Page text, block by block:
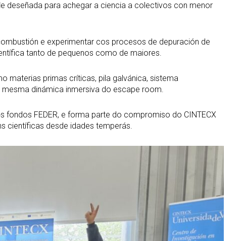
deseñada para achegar a ciencia a colectivos con menor
e experimentar cos procesos de depuración de
tanto de pequenos como de maiores.
materias primas críticas, pila galvánica, sistema
dinámica inmersiva do escape room.
fondos FEDER, e forma parte do compromiso do CINTECX
científicas desde idades temperás.